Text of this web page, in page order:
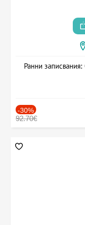
Ранни
-30%
92.70€